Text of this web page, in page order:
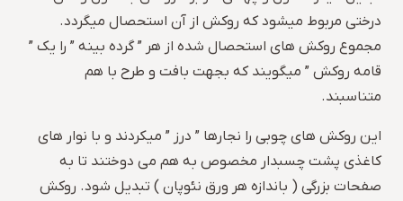
درختی مربوط میشود که روکش از آن استحصال میگردد.
مجموع روکش های استحصال شده از هر ” گرده بینه ” را یک ”
قامه روکش ” میگویند که بجهت بافت و طرح با هم
متناسبند.
این روکش های چوبی را نجارها ” درز ” میکردند و با نوار های
کاغذی پشت چسبدار مخصوص به هم می دوختند تا به
صفحات بزرگی ( باندازه هر ورق نئوپان ) تبدیل شود. روکش